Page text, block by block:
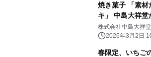
焼き菓子 「素材
キ」 中島大祥
売！
株式会社中島大祥堂
2026年3月2日
春限定、いちご